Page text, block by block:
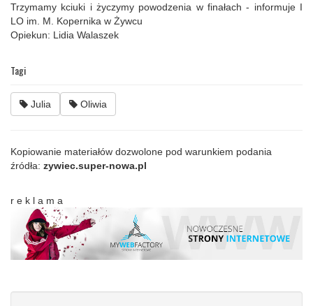
Trzymamy kciuki i życzymy powodzenia w finałach - informuje I
LO im. M. Kopernika w Żywcu
Opiekun: Lidia Walaszek
Tagi
Julia Oliwia
Kopiowanie materiałów dozwolone pod warunkiem podania
źródła: zywiec.super-nowa.pl
r e k l a m a